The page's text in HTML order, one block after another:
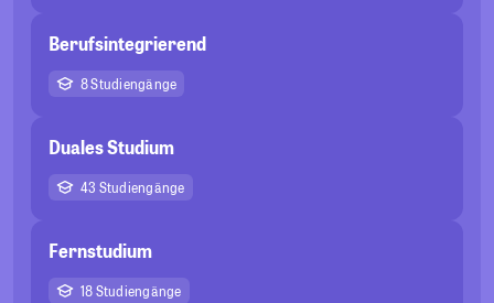
Berufsintegrierend
8 Studiengänge
Duales Studium
43 Studiengänge
Fernstudium
18 Studiengänge